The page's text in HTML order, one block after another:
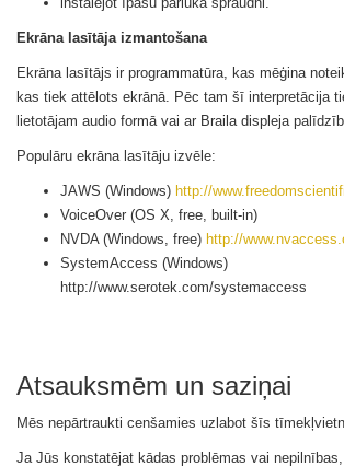
Ekrāna lasītāja izmantošana
Ekrāna lasītājs ir programmatūra, kas mēģina
kas tiek attēlots ekrānā. Pēc tam šī interpretācija
lietotājam audio formā vai ar Braila displeja
Populāru ekrāna lasītāju izvēle:
JAWS (Windows) http://
VoiceOver (OS X, free, built-in)
NVDA (Windows, free) http://
SystemAccess (Windows)
http://www.serotek.com/systemaccess
Atsauksmēm un saziņai
Mēs nepārtraukti cenšamies uzlabot šīs
Ja Jūs konstatējat kādas problēmas vai